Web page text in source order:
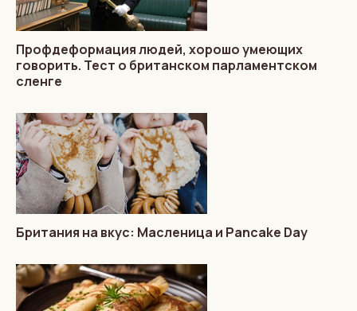
Профдеформация людей, хорошо умеющих
говорить. Тест о британском парламентском
сленге
Британия на вкус: Масленица и Pancake Day